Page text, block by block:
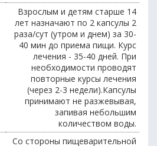
Взрослым и детям старше 14
лет назначают по 2 капсулы 2
раза/сут (утром и днем) за 30-
40 мин до приема пищи. Курс
лечения - 35-40 дней. При
необходимости проводят
повторные курсы лечения
(через 2-3 недели).Капсулы
принимают не разжевывая,
запивая небольшим
количеством воды.
Со стороны пищеварительной